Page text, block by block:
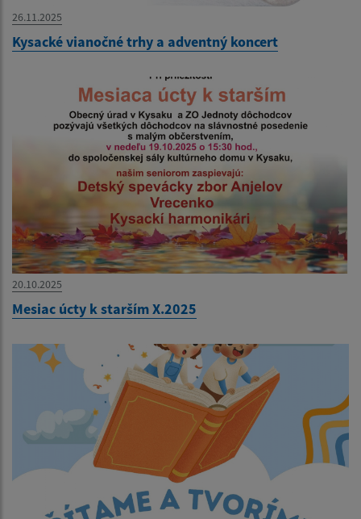
26.11.2025
Kysacké vianočné trhy a adventný koncert
20.10.2025
Mesiac úcty k starším X.2025